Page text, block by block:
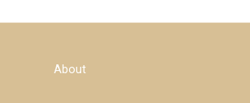
About